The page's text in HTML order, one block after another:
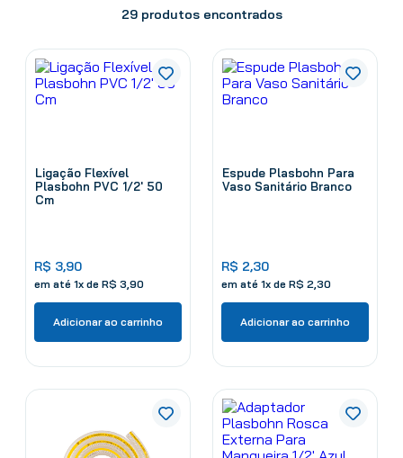
29 produtos
Ligação Flexível
Plasbohn PVC 1/2' 50
Cm
R$ 3,90
em até 1x de R$ 3 90
Adicionar ao carrinho
Espude Plasbohn Para
Vaso Sanitário Branco
R$ 2,30
em até 1x de R$ 2 30
Adicionar ao carrinho